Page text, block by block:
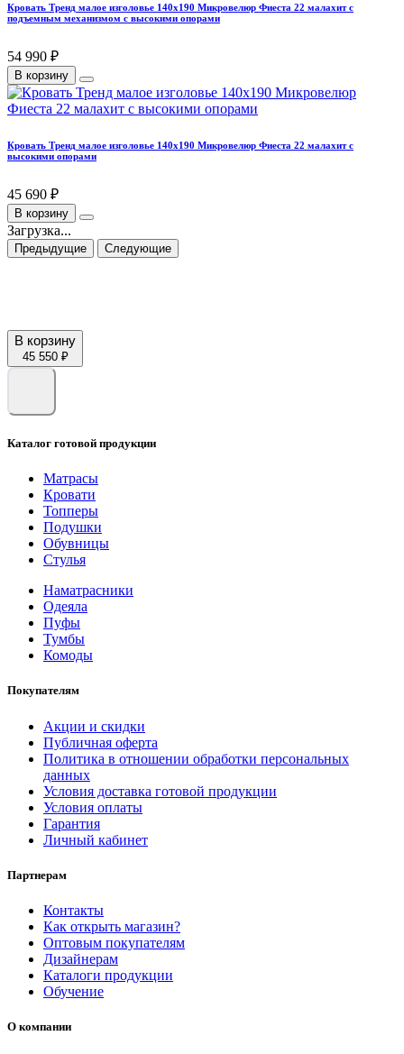
Кровать Тренд малое изголовье 140х190 Микровелюр Фиеста 22 малахит с
подъемным механизмом с высокими опорами
54 990 ₽
В корзину
Кровать Тренд малое изголовье 140х190 Микровелюр Фиеста 22 малахит с
высокими опорами
45 690 ₽
В корзину
Загрузка...
Предыдущие Следующие
В корзину
45 550 ₽
Каталог готовой продукции
Матрасы
Кровати
Топперы
Подушки
Обувницы
Стулья
Наматрасники
Одеяла
Пуфы
Тумбы
Комоды
Покупателям
Акции и скидки
Публичная оферта
Политика в отношении обработки персональных
данных
Условия доставка готовой продукции
Условия оплаты
Гарантия
Личный кабинет
Партнерам
Контакты
Как открыть магазин?
Оптовым покупателям
Дизайнерам
Каталоги продукции
Обучение
О компании